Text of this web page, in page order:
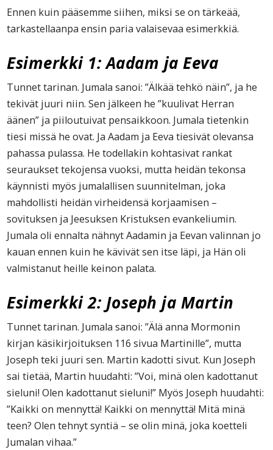
Ennen kuin pääsemme siihen, miksi se on tärkeää,
tarkastellaanpa ensin paria valaisevaa esimerkkiä.
Esimerkki 1: Aadam ja Eeva
Tunnet tarinan. Jumala sanoi: ”Älkää tehkö näin”, ja he
tekivät juuri niin. Sen jälkeen he ”kuulivat Herran
äänen” ja piiloutuivat pensaikkoon. Jumala tietenkin
tiesi missä he ovat. Ja Aadam ja Eeva tiesivät olevansa
pahassa pulassa. He todellakin kohtasivat rankat
seuraukset tekojensa vuoksi, mutta heidän tekonsa
käynnisti myös jumalallisen suunnitelman, joka
mahdollisti heidän virheidensä korjaamisen –
sovituksen ja Jeesuksen Kristuksen evankeliumin.
Jumala oli ennalta nähnyt Aadamin ja Eevan valinnan jo
kauan ennen kuin he kävivät sen itse läpi, ja Hän oli
valmistanut heille keinon palata.
Esimerkki 2: Joseph ja Martin
Tunnet tarinan. Jumala sanoi: ”Älä anna Mormonin
kirjan käsikirjoituksen 116 sivua Martinille”, mutta
Joseph teki juuri sen. Martin kadotti sivut. Kun Joseph
sai tietää, Martin huudahti: ”Voi, minä olen kadottanut
sieluni! Olen kadottanut sieluni!” Myös Joseph huudahti:
”Kaikki on mennyttä! Kaikki on mennyttä! Mitä minä
teen? Olen tehnyt syntiä – se olin minä, joka koetteli
Jumalan vihaa.”